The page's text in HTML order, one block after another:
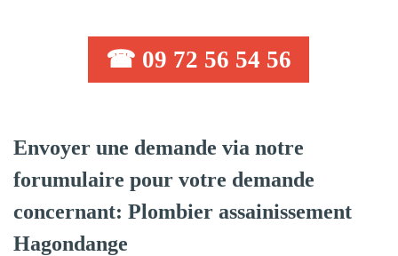
☎ 09 72 56 54 56
Envoyer une demande via notre
forumulaire pour votre demande
concernant: Plombier assainissement
Hagondange